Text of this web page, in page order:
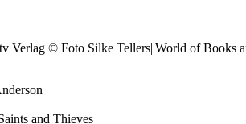
Verlag © Foto Silke Tellers||World of Books
and Thieves